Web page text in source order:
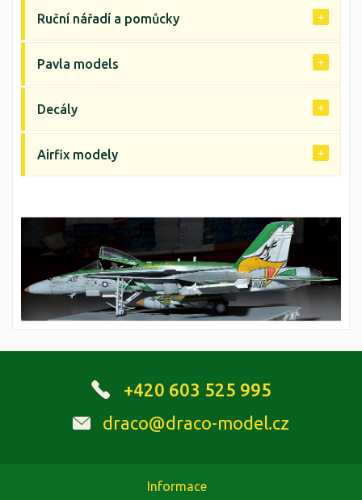
Ruční nářadí a pomůcky
Pavla models
Decály
Airfix modely
+420 603 525 995
draco@draco-model.cz
Informace